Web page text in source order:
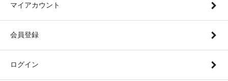
マイアカウント
会員登録
ログイン